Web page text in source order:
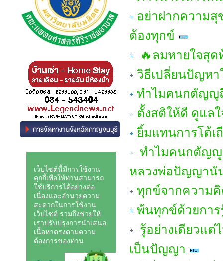
อย่าฝากความสุ
ต้องทุกข์
🔥ลมหายใจสุ
วิธีเปลี่ยนปัญห
ทำไมคนกตัญญู
ตั้งสติให้ดี ดูแล
ยิ้มแทนการโต้เ
ทำไมคนกตัญญู
หลวงพ่อปัญญา
ทุกข์จากความคิ
พ้นทุกข์ด้วยการ
รู้อย่างเดียวแ
เป็นปัญญา